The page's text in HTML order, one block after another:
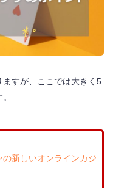
すが、ここでは大きく5
新しいオンラインカジ